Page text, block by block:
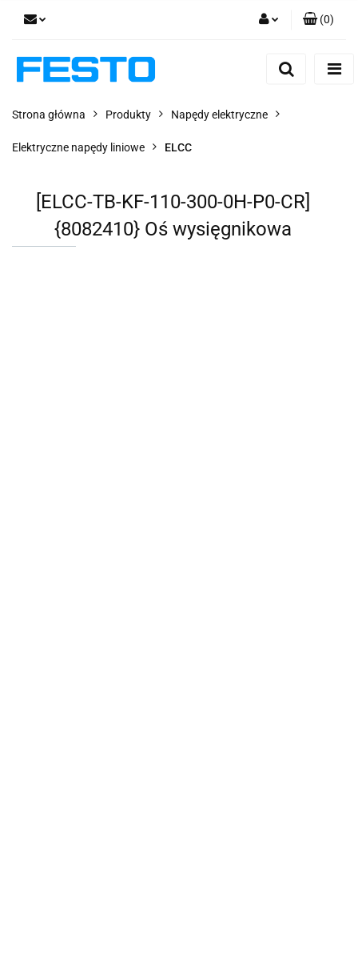
Dodaj zgłoszenie
(0)
Strona główna Produkty Napędy elektryczne
Elektryczne napędy liniowe ELCC
[ELCC-TB-KF-110-300-0H-P0-CR]
{8082410} Oś wysięgnikowa